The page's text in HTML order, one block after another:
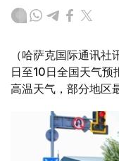
（哈萨克国际通讯
日至10日全国天气预
高温天气，部分地区